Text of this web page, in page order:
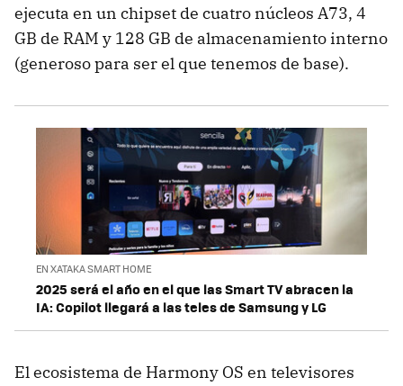
ejecuta en un chipset de cuatro núcleos A73, 4
GB de RAM y 128 GB de almacenamiento interno
(generoso para ser el que tenemos de base).
EN XATAKA SMART HOME
2025 será el año en el que las Smart TV abracen la
IA: Copilot llegará a las teles de Samsung y LG
El ecosistema de Harmony OS en televisores